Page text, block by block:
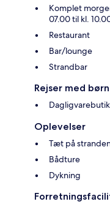
Komplet
07.00 til kl.
Restaurant
Bar/lounge
Strandbar
Rejser med børn
Dagligvarebutik
Oplevelser
Tæt på
Bådture
Dykning